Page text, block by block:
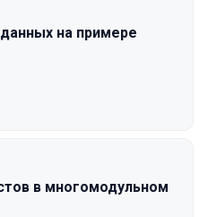
на примере
в многомодульном